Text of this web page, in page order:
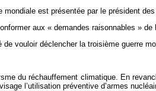
est présentée par le président
aux « demandes raisonnables »
vouloir déclencher la troisième guerre
du réchauffement climatique. En
l’utilisation préventive d’armes